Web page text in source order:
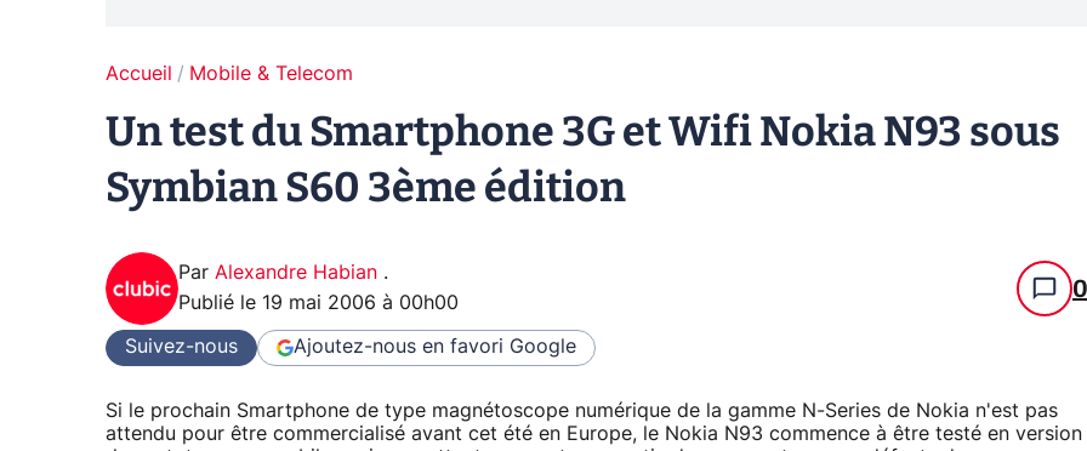
Accueil Mobile & Telecom
Un test du Smartphone 3G et Wifi Nokia N93 sous
Symbian S60 3ème édition
Par Alexandre Habian .
Publié le 19 mai 2006 à 00h00 0
Suivez-nous Ajoutez-nous en favori Google
Si le prochain Smartphone de type magnétoscope numérique de la gamme N-Series de Nokia n'est pas
attendu pour être commercialisé avant cet été en Europe, le Nokia N93 commence à être testé en version